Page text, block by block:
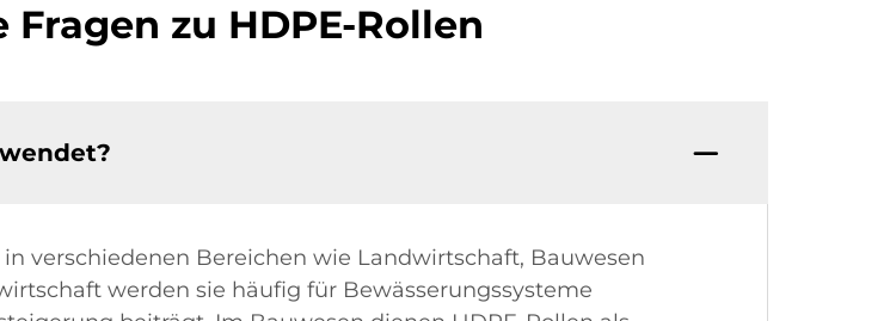
zu HDPE-Rollen
verschiedenen Bereichen wie Landwirtschaft, Bauwesen
werden sie häufig für Bewässerungssysteme